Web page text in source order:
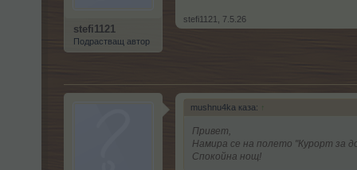
stefi1121
Подрастващ автор
stefi1121 7.5.26
mushnu4ka каза: ↑
Привет,
Намира се на полето "Курорт за
Спокойна нощ!